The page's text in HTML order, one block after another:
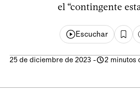
el “contingente
Escuchar
25 de diciembre de 2023 - 2 minutos